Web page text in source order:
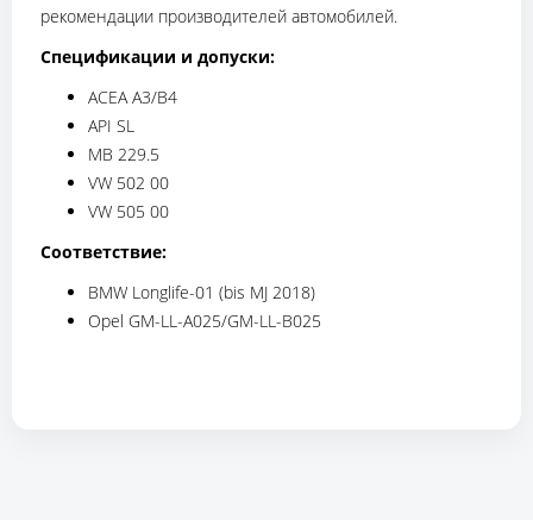
рекомендации производителей автомобилей.
Спецификации и допуски:
ACEA A3/B4
API SL
MB 229.5
VW 502 00
VW 505 00
Соответствие:
BMW Longlife-01 (bis MJ 2018)
Opel GM-LL-A025/GM-LL-B025